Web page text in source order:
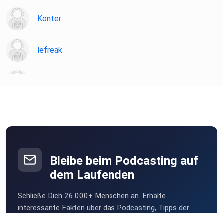
Konter
lefreak
Mesner
Berlin
StefanieBG
Bleibe beim Podcasting auf
dem Laufenden
Schließe Dich 26.000+ Menschen an. Erhalte
interessante Fakten über das Podcasting, Tipps der